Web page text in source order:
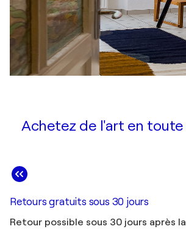
Achetez de l'art en
Retours gratuits sous 30 jours
Retour possible sous 30 jours après